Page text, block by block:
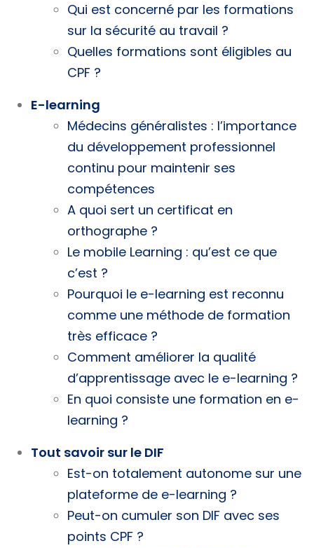
Qui est concerné par les formations
sur la sécurité au travail ?
Quelles formations sont éligibles au
CPF ?
E-learning
Médecins généralistes : l’importance
du développement professionnel
continu pour maintenir ses
compétences
A quoi sert un certificat en
orthographe ?
Le mobile Learning : qu’est ce que
c’est ?
Pourquoi le e-learning est reconnu
comme une méthode de formation
très efficace ?
Comment améliorer la qualité
d’apprentissage avec le e-learning ?
En quoi consiste une formation en e-
learning ?
Tout savoir sur le DIF
Est-on totalement autonome sur une
plateforme de e-learning ?
Peut-on cumuler son DIF avec ses
points CPF ?